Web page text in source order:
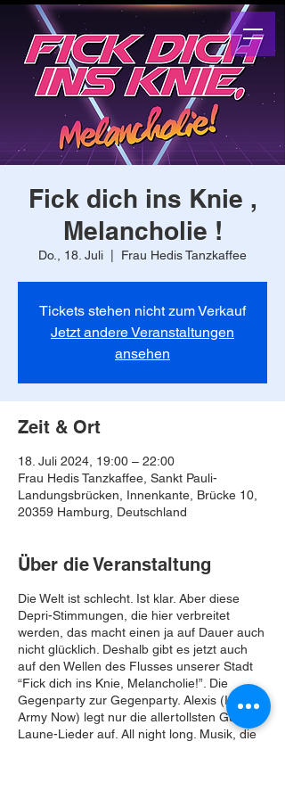
Fick dich ins Knie ,
Melancholie !
Do., 18. Juli Frau Hedis Tanzkaffee
Tickets stehen nicht zum Verkauf
Jetzt andere Veranstaltungen
ansehen
Zeit & Ort
18. Juli 2024, 19:00 – 22:00
Frau Hedis Tanzkaffee, Sankt Pauli-
Landungsbrücken, Innenkante, Brücke 10,
20359 Hamburg, Deutschland
Über die Veranstaltung
Die Welt ist schlecht. Ist klar. Aber diese
Depri-Stimmungen, die hier verbreitet
werden, das macht einen ja auf Dauer auch
nicht glücklich. Deshalb gibt es jetzt auch
auf den Wellen des Flusses unserer Stadt
“Fick dich ins Knie, Melancholie!”. Die
Gegenparty zur Gegenparty. Alexis (Indie
Army Now) legt nur die allertollsten Gute-
Laune-Lieder auf. All night long. Musik, die